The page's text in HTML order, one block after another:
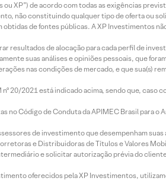
XP”) de acordo com todas as exigências
não constituindo qualquer tipo de oferta ou
de fontes públicas. A XP Investimentos
resultados de alocação para cada perfil de
suas análises e opiniões pessoais, que
nas condições de mercado, e que sua(s)
20/2021 está indicado acima, sendo que, caso
Código de Conduta da APIMEC Brasil para o
de investimento que desempenham suas
e Distribuidoras de Títulos e Valores
e solicitar autorização prévia do
oferecidos pela XP Investimentos,